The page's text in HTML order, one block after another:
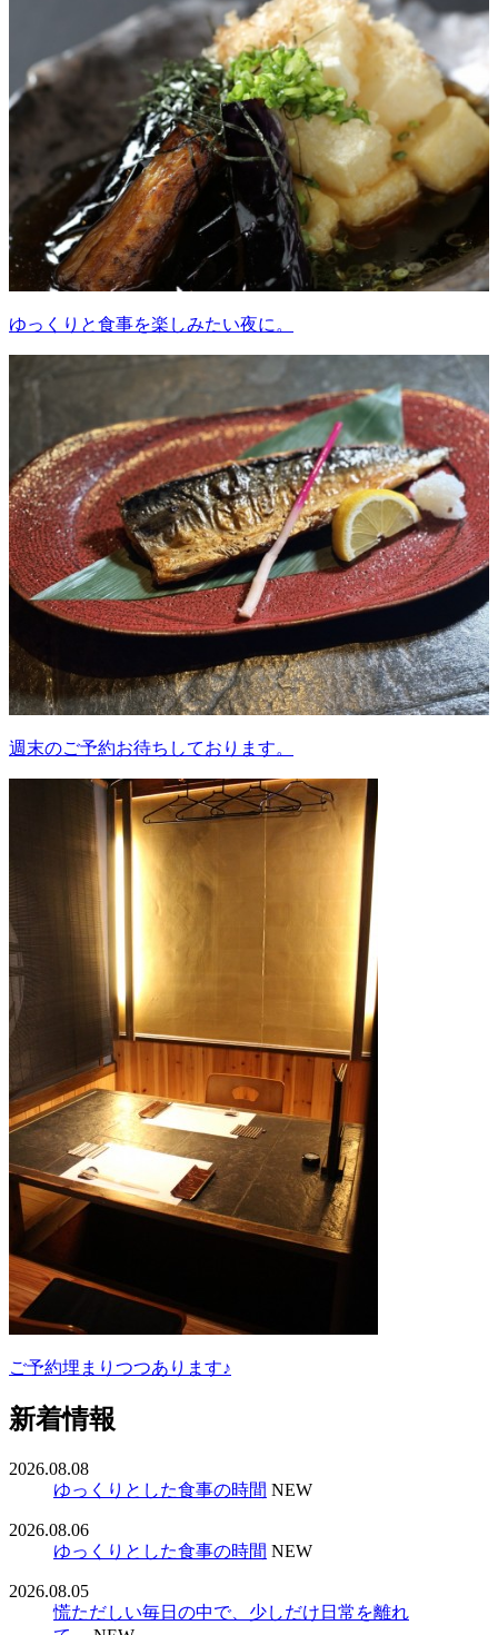
ゆっくりと食事を楽しみたい夜に。
週末のご予約お待ちしております。
ご予約埋まりつつあります♪
新着情報
2026.08.08
ゆっくりとした食事の時間 NEW
2026.08.06
ゆっくりとした食事の時間 NEW
2026.08.05
慌ただしい毎日の中で、少しだけ日常を離れ